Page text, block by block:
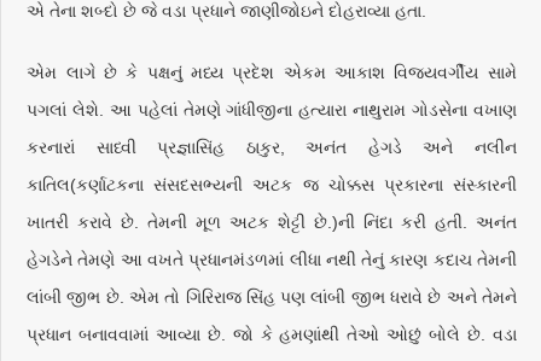
એ તેના શબ્દો છે જે વડા પ્રધાને જાણીજોઇને દોહરાવ્યા હતા.
એમ લાગે છે કે પક્ષનું મધ્ય પ્રદેશ એકમ આકાશ વિજયવર્ગીય સામે
પગલાં લેશે. આ પહેલાં તેમણે ગાંધીજીના હત્યારા નાથુરામ ગોડસેના વખાણ
કરનારાં સાધ્વી પ્રજ્ઞાસિંહ ઠાકુર, અનંત હેગડે અને નલીન
કાતિલ(કર્ણાટકના સંસદસભ્યની અટક જ ચોક્કસ પ્રકારના સંસ્કારની
ખાતરી કરાવે છે. તેમની મૂળ અટક શેટ્ટી છે.)ની નિંદા કરી હતી. અનંત
હેગડેને તેમણે આ વખતે પ્રધાનમંડળમાં લીધા નથી તેનું કારણ કદાચ તેમની
લાંબી જીભ છે. એમ તો ગિરિરાજ સિંહ પણ લાંબી જીભ ધરાવે છે અને તેમને
પ્રધાન બનાવવામાં આવ્યા છે. જો કે હમણાંથી તેઓ ઓછું બોલે છે. વડા